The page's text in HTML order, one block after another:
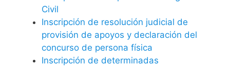
Civil
Inscripción de resolución judicial de
provisión de apoyos y declaración del
concurso de persona física
Inscripción de determinadas